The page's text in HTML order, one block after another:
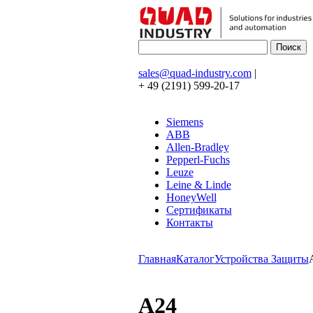
sales@quad-industry.com|
+ 49 (2191) 599-20-17
Siemens
ABB
Allen-Bradley
Pepperl-Fuchs
Leuze
Leine & Linde
HoneyWell
Сертификаты
Контакты
ГлавнаяКаталогУстройства Защиты
A24